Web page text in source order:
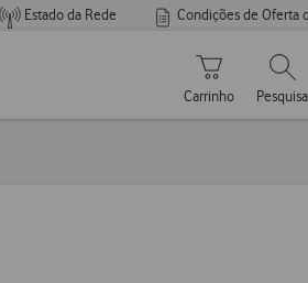
Estado da Rede Condições de Oferta
Carrinho de
Carrinho Pesquisa